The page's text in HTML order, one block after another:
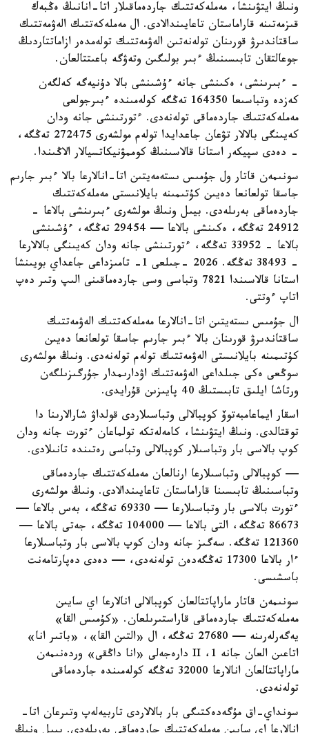
ونىڭ ايتۋىنشا، مەملەكەتتىك جاردەماقىلار اتا-انانىڭ ەڭبەك
قىزمەتىنە قاراماستان تاعايىندالادى. ال مەملەكەتتىك الەۋمەتتىك
ساقتاندىرۋ قورىنان تولەنەتىن الەۋمەتتىك تولەمدەر ازاماتتاردىڭ
جوعالتقان تابىسىنىڭ ءبىر بولىگىن وتەۋگە باعىتتالعان.
- ءبىرىنشى، ەكىنشى جانە ءۇشىنشى بالا دۇنيەگە كەلگەن
كەزدە وتباسىعا 164350 تەڭگە كولەمىندە ءبىرجولعى
مەملەكەتتىك جاردەماقى تولەنەدى. ءتورتىنشى جانە ودان
كەيىنگى بالالار تۋعان جاعدايدا تولەم مولشەرى 272475 تەڭگە،
- دەدى سپيكەر استانا قالاسىنىڭ كوممۋنيكاتسيالار الاڭىندا.
سونىمەن قاتار ول جۇمىس ىستەمەيتىن اتا-انالارعا بالا ءبىر جارىم
جاسقا تولعانعا دەيىن كۇتىمىنە بايلانىستى مەملەكەتتىك
جاردەماقى بەرىلەدى. بيىل ونىڭ مولشەرى ءبىرىنشى بالاعا -
24912 تەڭگە، ەكىنشى بالاعا — 29454 تەڭگە، ءۇشىنشى
بالاعا - 33952 تەڭگە، ءتورتىنشى جانە ودان كەيىنگى بالالارعا
- 38493 تەڭگە. 2026 -جىلعى 1- تامىزداعى جاعداي بويىنشا
استانا قالاسىندا 7821 وتباسى وسى جاردەماقىنى الىپ وتىر دەپ
اتاپ ءوتتى.
ال جۇمىس ىستەيتىن اتا-انالارعا مەملەكەتتىك الەۋمەتتىك
ساقتاندىرۋ قورىنان بالا ءبىر جارىم جاسقا تولعانعا دەيىن
كۇتىمىنە بايلانىستى الەۋمەتتىك تولەم تولەنەدى. ونىڭ مولشەرى
سوڭعى ەكى جىلداعى الەۋمەتتىك اۋدارىمدار جۇرگىزىلگەن
ورتاشا ايلىق تابىستىڭ 40 پايىزىن قۇرايدى.
اسقار ايماعامبەتوۆ كوپبالالى وتباسىلاردى قولداۋ شارالارىنا دا
توقتالدى. ونىڭ ايتۋىنشا، كامەلەتكە تولماعان ءتورت جانە ودان
كوپ بالاسى بار وتباسىلار كوپبالالى وتباسى رەتىندە تانىلادى.
— كوپبالالى وتباسىلارعا ارنالعان مەملەكەتتىك جاردەماقى
وتباسىنىڭ تابىسىنا قاراماستان تاعايىندالادى. ونىڭ مولشەرى
ءتورت بالاسى بار وتباسىلارعا — 69330 تەڭگە، بەس بالاعا —
86673 تەڭگە، التى بالاعا — 104000 تەڭگە، جەتى بالاعا —
121360 تەڭگە. سەگىز جانە ودان كوپ بالاسى بار وتباسىلارعا
ءار بالاعا 17300 تەڭگەدەن تولەنەدى، — دەدى دەپارتامەنت
باسشىسى.
سونىمەن قاتار ماراپاتتالعان كوپبالالى انالارعا اي سايىن
مەملەكەتتىك جاردەماقى قاراستىرىلعان. «كۇمىس القا»
يەگەرلەرىنە — 27680 تەڭگە، ال «التىن القا»، «باتىر انا»
اتاعىن العان جانە 1، II دارەجەلى «انا داڭقى» وردەنىمەن
ماراپاتتالعان انالارعا 32000 تەڭگە كولەمىندە جاردەماقى
تولەنەدى.
سونداي-اق مۇگەدەكتىگى بار بالالاردى تاربيەلەپ وتىرعان اتا-